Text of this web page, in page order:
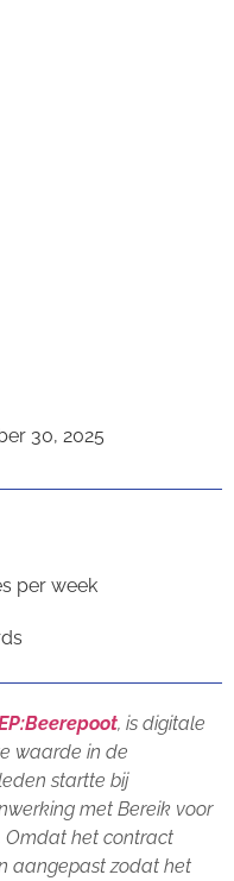
30, 2025
per week
, is digitale
waarde in de
startte bij
met Bereik voor
Omdat het contract
aangepast zodat het